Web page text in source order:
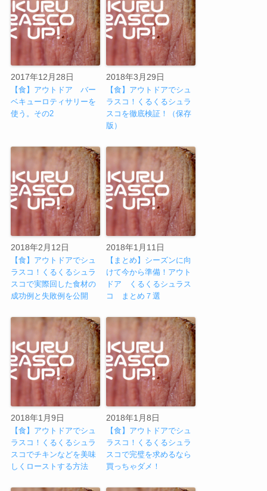
2017年12月28日
【食】アウトドア バー
ベキューロティサリーを
使う。その2
2018年3月29日
【食】アウトドアでシュ
ラスコ！くるくるシュラ
スコを徹底検証！（保存
版）
2018年2月12日
【食】アウトドアでシュ
ラスコ！くるくるシュラ
スコで実際回した食材の
成功例と失敗例を公開
2018年1月11日
【まとめ】シーズンに向
けて今から準備！アウト
ドア くるくるシュラス
コ まとめ７選
2018年1月9日
【食】アウトドアでシュ
ラスコ！くるくるシュラ
スコでチキンなどを美味
しくローストする方法
2018年1月8日
【食】アウトドアでシュ
ラスコ！くるくるシュラ
スコで完璧を求めるなら
買っちゃダメ！